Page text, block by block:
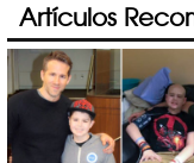
Artículos